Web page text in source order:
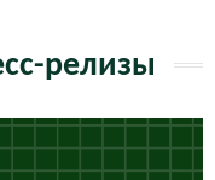
релизы